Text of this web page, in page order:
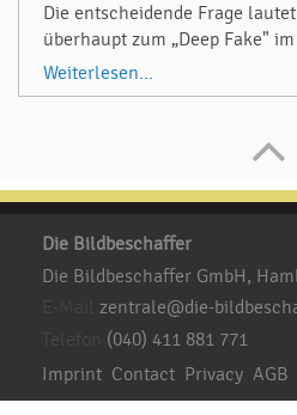
Die entscheidende Frage
überhaupt zum „Deep Fake"
Weiterlesen...
Die Bildbeschaffer
Die Bildbeschaffer GmbH,
zentrale@die-
(040) 411 881 771
Imprint Contact Privacy AGB